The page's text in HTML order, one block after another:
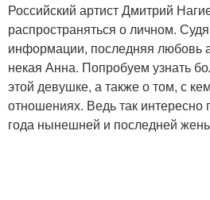
Российский артист Дмитрий
распространяться о личном.
информации, последняя любовь
некая Анна. Попробуем узнать
этой девушке, а также о том, с
отношениях. Ведь так интересно
года нынешней и последней